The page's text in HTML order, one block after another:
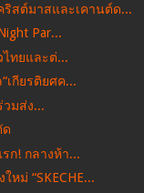
สต์มาสและเคานต์ด...
Par...
ไทยและต่...
เกียรติยศค...
มส่ง...
ด
รก! กลางห้า...
หม่ “SKECHE...